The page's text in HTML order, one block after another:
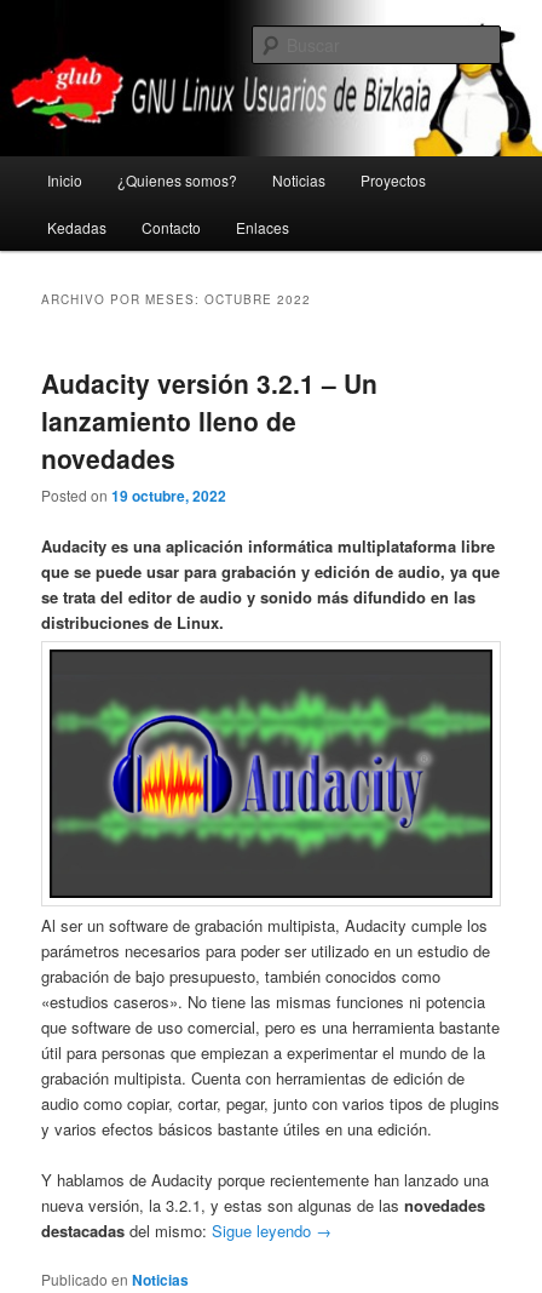
contenido
principal
contenido
secundarioGlub
principal
Inicio ¿Quienes somos? Noticias Proyectos
Kedadas Contacto Enlaces
ARCHIVO POR MESES:OCTUBRE 2022
Audacity versión 3.2.1 – Un
lanzamiento lleno de
novedades
Posted on19 octubre, 2022
Audacity es una aplicación informática multiplataforma libre
que se puede usar para grabación y edición de audio, ya que
se trata del editor de audio y sonido más difundido en las
distribuciones de Linux.
Al ser un software de grabación multipista, Audacity cumple los
parámetros necesarios para poder ser utilizado en un estudio de
grabación de bajo presupuesto, también conocidos como
«estudios caseros». No tiene las mismas funciones ni potencia
que software de uso comercial, pero es una herramienta bastante
útil para personas que empiezan a experimentar el mundo de la
grabación multipista. Cuenta con herramientas de edición de
audio como copiar, cortar, pegar, junto con varios tipos de plugins
y varios efectos básicos bastante útiles en una edición.
Y hablamos de Audacity porque recientemente han lanzado una
nueva versión, la 3.2.1, y estas son algunas de lasnovedades
destacadas del mismo: Sigue leyendo →
Publicado en Noticias